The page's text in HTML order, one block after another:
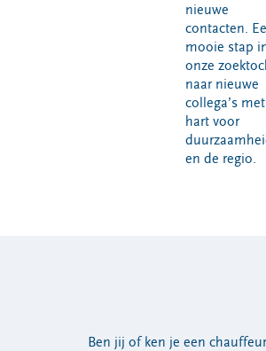
nieuwe
contacten.
mooie stap
onze
naar nieuwe
collega’s met
hart voor
en de regio.
Ben jij of ken je een